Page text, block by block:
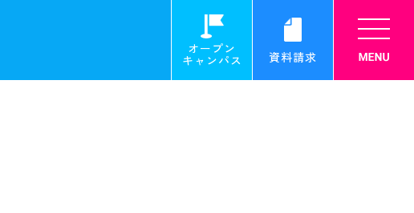
オープン
キャンパス 資料請求